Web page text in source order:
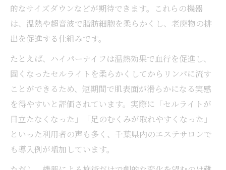
的なサイズダウンなどが期待できます。これらの機器
は、温熱や超音波で脂肪細胞を柔らかくし、老廃物の排
出を促進する仕組みです。
たとえば、ハイパーナイフは温熱効果で血行を促進し、
固くなったセルライトを柔らかくしてからリンパに流す
ことができるため、短期間で肌表面が滑らかになる実感
を得やすいと評価されています。実際に「セルライトが
目立たなくなった」「足のむくみが取れやすくなった」
といった利用者の声も多く、千葉県内のエステサロンで
も導入例が増加しています。